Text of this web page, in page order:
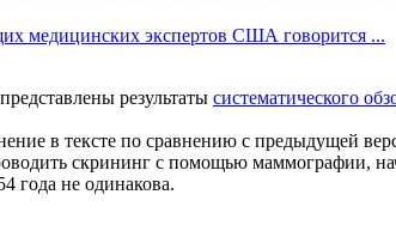
медицинских экспертов США говорится ...
результаты систематического
в тексте по сравнению с предыдущей
скрининг с помощью маммографии,
года не одинакова.